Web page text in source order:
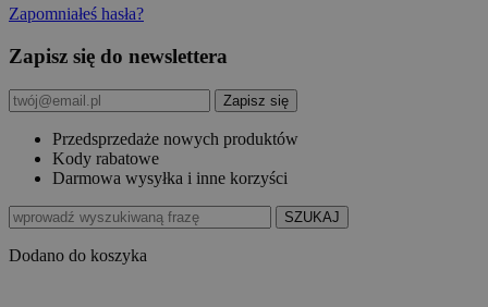
Zapomniałeś hasła?
Zapisz się do newslettera
Przedsprzedaże nowych produktów
Kody rabatowe
Darmowa wysyłka i inne korzyści
Dodano do koszyka